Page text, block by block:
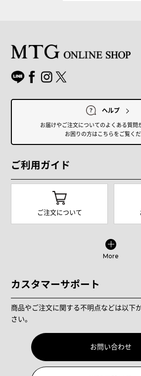
ヘルプ
お届けやご注文についてのよくある質問
お困りの方はこちらをご覧くだ
ご利用ガイド
ご注文について
More
カスタマーサポート
商品やご注文に関する不明点などは以下
さい。
お問い合わせ